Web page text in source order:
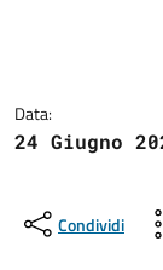
Data:
24 Giugno
Condividi